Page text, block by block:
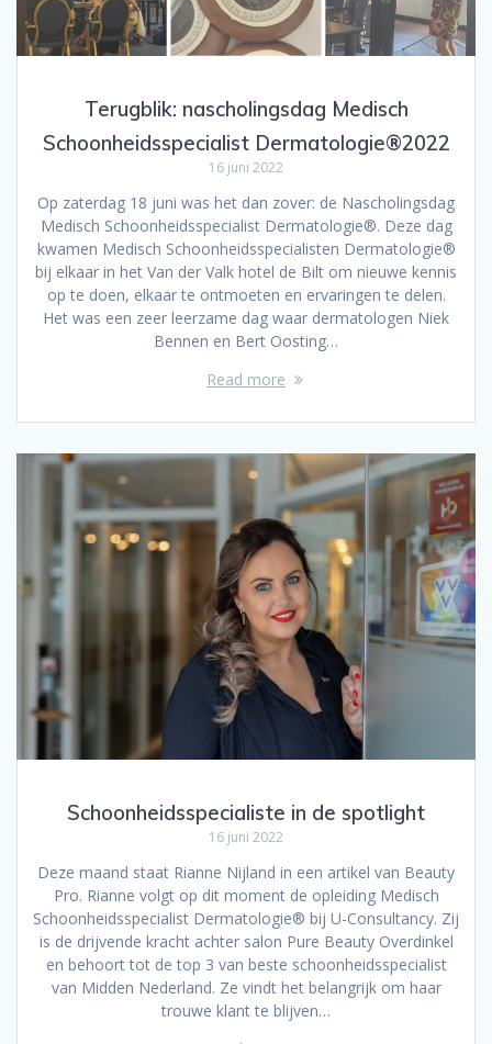
Terugblik: nascholingsdag Medisch
Schoonheidsspecialist Dermatologie®2022
16 juni 2022
Op zaterdag 18 juni was het dan zover: de Nascholingsdag
Medisch Schoonheidsspecialist Dermatologie®. Deze dag
kwamen Medisch Schoonheidsspecialisten Dermatologie®
bij elkaar in het Van der Valk hotel de Bilt om nieuwe kennis
op te doen, elkaar te ontmoeten en ervaringen te delen.
Het was een zeer leerzame dag waar dermatologen Niek
Bennen en Bert Oosting…
Read more
Schoonheidsspecialiste in de spotlight
16 juni 2022
Deze maand staat Rianne Nijland in een artikel van Beauty
Pro. Rianne volgt op dit moment de opleiding Medisch
Schoonheidsspecialist Dermatologie® bij U-Consultancy. Zij
is de drijvende kracht achter salon Pure Beauty Overdinkel
en behoort tot de top 3 van beste schoonheidsspecialist
van Midden Nederland. Ze vindt het belangrijk om haar
trouwe klant te blijven…